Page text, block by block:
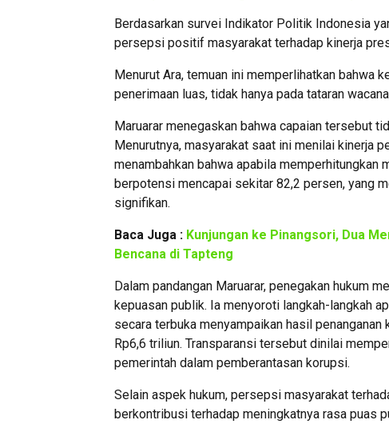
Berdasarkan survei Indikator Politik Indonesia
persepsi positif masyarakat terhadap kinerja
Menurut Ara, temuan ini memperlihatkan bahwa
penerimaan luas, tidak hanya pada tataran
Maruarar menegaskan bahwa capaian tersebut
Menurutnya, masyarakat saat ini menilai kinerja
menambahkan bahwa apabila
berpotensi mencapai sekitar 82,2 persen, yang
signifikan.
Baca Juga : Kunjungan ke Pinangsori, Dua
Bencana di Tapteng
Dalam pandangan Maruarar, penegakan hukum
kepuasan publik. Ia menyoroti langkah-langkah
secara terbuka menyampaikan hasil
Rp6,6 triliun. Transparansi tersebut dinilai
pemerintah dalam pemberantasan korupsi.
Selain aspek hukum, persepsi masyarakat
berkontribusi terhadap meningkatnya rasa puas